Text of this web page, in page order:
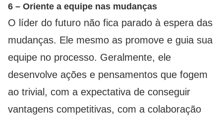
6 – Oriente a equipe nas mudanças
O líder do futuro não fica parado à espera das
mudanças. Ele mesmo as promove e guia sua
equipe no processo. Geralmente, ele
desenvolve ações e pensamentos que fogem
ao trivial, com a expectativa de conseguir
vantagens competitivas, com a colaboração